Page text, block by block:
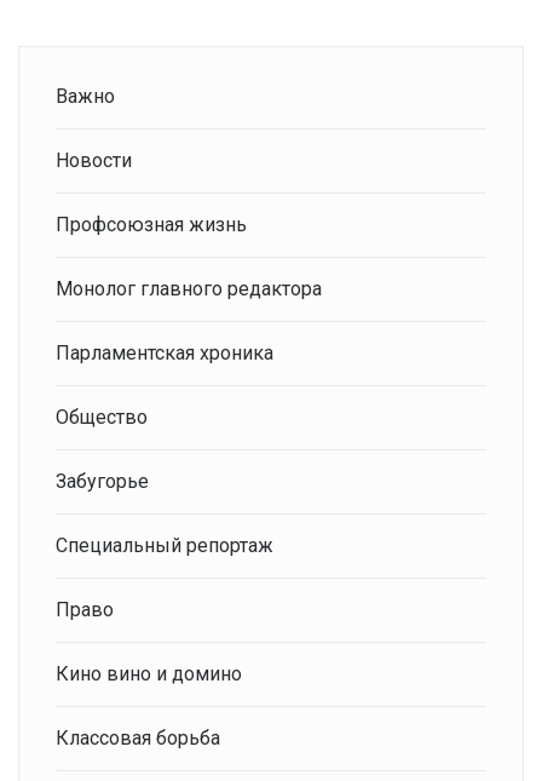
Важно
Новости
Профсоюзная жизнь
Монолог главного редактора
Парламентская хроника
Общество
Забугорье
Специальный репортаж
Право
Кино вино и домино
Классовая борьба